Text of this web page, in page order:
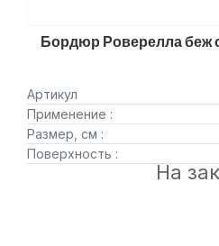
Бордюр Роверелла беж
Артикул
Применение :
Размер, см :
Поверхность :
На